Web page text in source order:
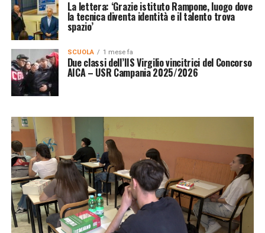
La lettera: ‘Grazie istituto Rampone, luogo dove
la tecnica diventa identità e il talento trova
spazio’
SCUOLA 1 mese fa
Due classi dell’IIS Virgilio vincitrici del Concorso
AICA – USR Campania 2025/2026